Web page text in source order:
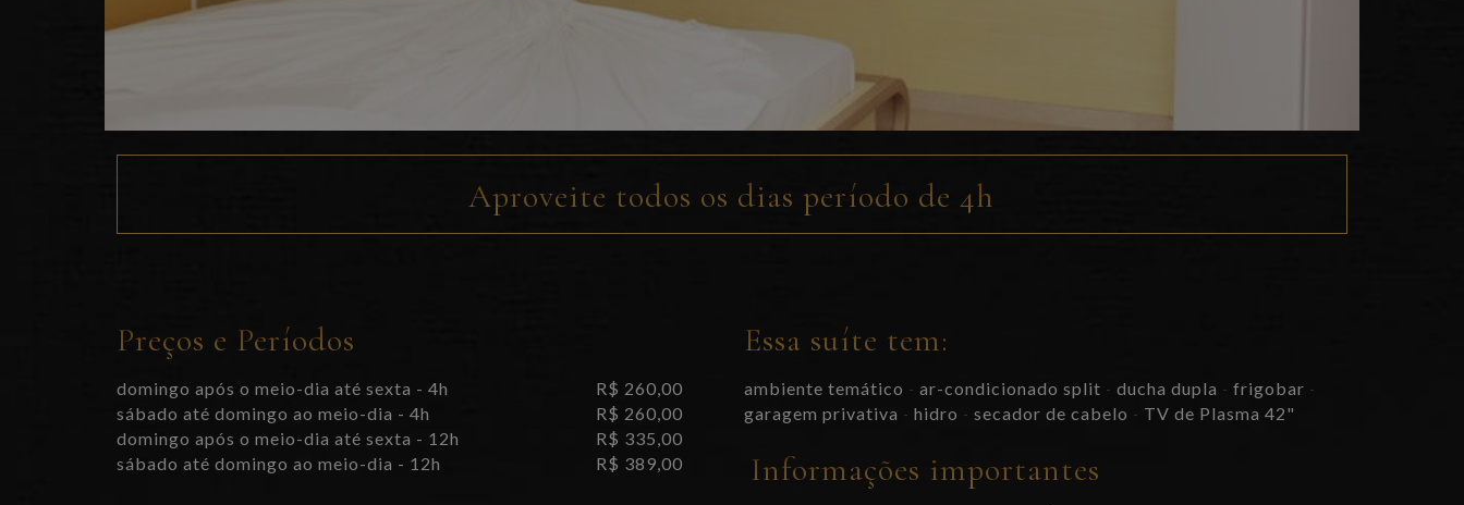
Aproveite todos os dias período de 4h
Preços e Períodos
domingo após o meio-dia até sexta - 4h
R$ 260,00
sábado até domingo ao meio-dia - 4h
R$ 260,00
domingo após o meio-dia até sexta - 12h
R$ 335,00
sábado até domingo ao meio-dia - 12h
R$ 389,00
Essa suíte tem:
ambiente temático -ar-condicionado split -ducha dupla -frigobar -
garagem privativa - hidro -secador de cabelo - TV de Plasma 42"
Informações importantes